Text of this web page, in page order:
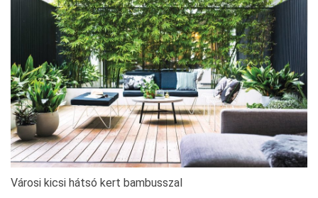
Városi kicsi hátsó kert bambusszal